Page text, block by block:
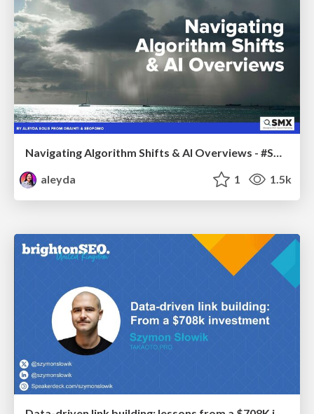
Navigating Algorithm Shifts & AI Overviews - #SMXNext
aleyda
1 1.5k